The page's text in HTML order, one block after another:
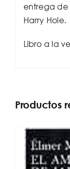
entrega de
Harry Hole.
Libro a la
Productos